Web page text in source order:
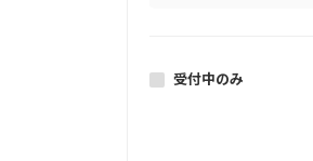
受付中のみ